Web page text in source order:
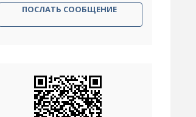
ПОСЛАТЬ СООБЩЕНИЕ